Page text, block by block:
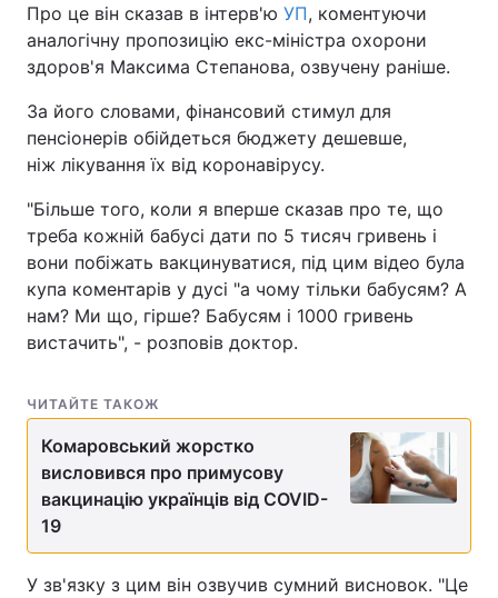
Про це він сказав в інтерв'ю УП, коментуючи
аналогічну пропозицію екс-міністра охорони
здоров'я Максима Степанова, озвучену раніше.
За його словами, фінансовий стимул для
пенсіонерів обійдеться бюджету дешевше,
ніж лікування їх від коронавірусу.
"Більше того, коли я вперше сказав про те, що
треба кожній бабусі дати по 5 тисяч гривень і
вони побіжать вакцинуватися, під цим відео була
купа коментарів у дусі "а чому тільки бабусям? А
нам? Ми що, гірше? Бабусям і 1000 гривень
вистачить", - розповів доктор.
ЧИТАЙТЕ ТАКОЖ
Комаровський жорстко
висловився про примусову
вакцинацію українців від COVID-
19
У зв'язку з цим він озвучив сумний висновок. "Це